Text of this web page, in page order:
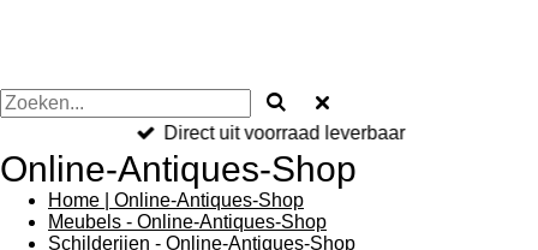
Direct uit voorraad leverbaar
Online-Antiques-Shop
Home | Online-Antiques-Shop
Meubels - Online-Antiques-Shop
Schilderijen - Online-Antiques-Shop